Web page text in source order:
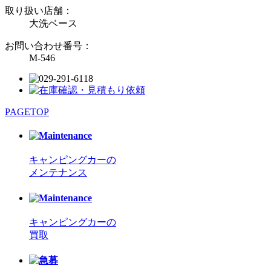
取り扱い店舗：
大洗ベース
お問い合わせ番号：
M-546
PAGETOP
キャンピングカーの
メンテナンス
キャンピングカーの
買取